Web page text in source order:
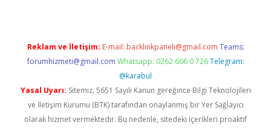
Reklam ve İletişim: E-mail: backlinkpaneli@gmail.com Teams:
forumhizmeti@gmail.com Whatsapp: 0262 606 0 726 Telegram:
@karabul
Yasal Uyarı: Sitemiz, 5651 Sayılı Kanun gereğince Bilgi Teknolojileri
ve İletişim Kurumu (BTK) tarafından onaylanmış bir Yer Sağlayıcı
olarak hizmet vermektedir. Bu nedenle, sitedeki içerikleri proaktif